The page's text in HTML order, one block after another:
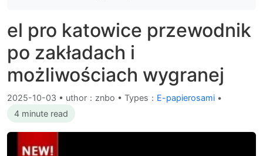
el pro katowice przewodnik
po zakładach i
możliwościach wygranej
2025-10-03 • uthor：znbo • Types： E-papierosami •
4 minute read